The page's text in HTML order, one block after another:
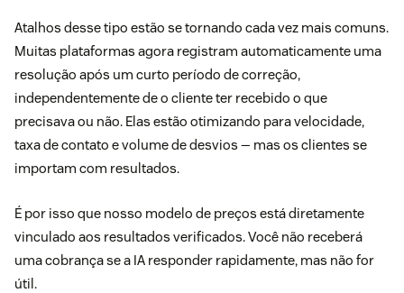
Atalhos desse tipo estão se tornando cada vez mais comuns.
Muitas plataformas agora registram automaticamente uma
resolução após um curto período de correção,
independentemente de o cliente ter recebido o que
precisava ou não. Elas estão otimizando para velocidade,
taxa de contato e volume de desvios — mas os clientes se
importam com resultados.
É por isso que nosso modelo de preços está diretamente
vinculado aos resultados verificados. Você não receberá
uma cobrança se a IA responder rapidamente, mas não for
útil.